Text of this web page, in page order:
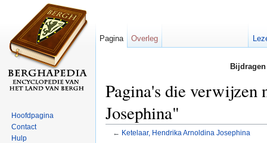
Pagina's die
Josephina"
← Ketelaar, Hendrika Arnoldina Josephina
Pagina Overleg
Hoofdpagina
Contact
Hulp